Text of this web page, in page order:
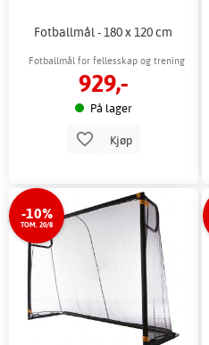
Fotballmål - 180 x 120 cm
Fotballmål for fellesskap og trening
929,-
På lager
Kjøp
-10%
TOM. 20/8